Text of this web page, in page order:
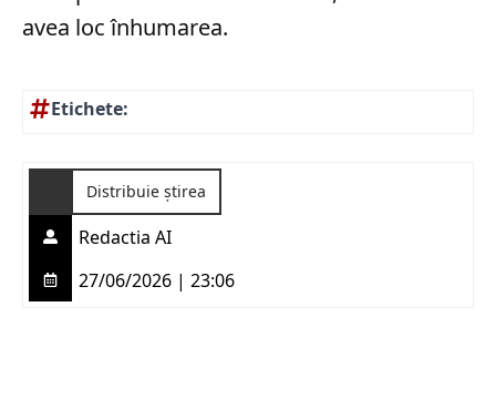
avea loc înhumarea.
Etichete:
Distribuie știrea
Redactia AI
27/06/2026 | 23:06